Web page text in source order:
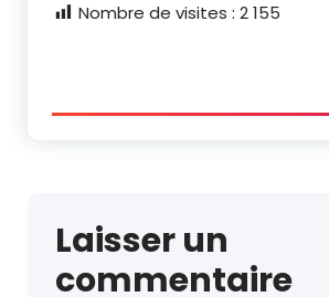
Nombre de visites : 2 155
Laisser un
commentaire